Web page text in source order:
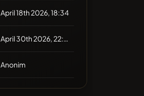
April 18th 2026, 18:34
April 30th 2026, 22:09
Anonim